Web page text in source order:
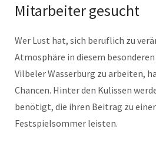
Mitarbeiter gesucht
Wer Lust hat, sich beruflich zu
Atmosphäre in diesem
Vilbeler Wasserburg zu arbeiten,
Chancen. Hinter den Kulissen
benötigt, die ihren Beitrag zu
Festspielsommer leisten.